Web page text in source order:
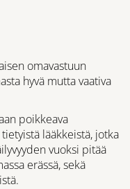
omavastuun
hyvä mutta vaativa
poikkeava
lääkkeistä, jotka
vuoksi pitää
erässä, sekä